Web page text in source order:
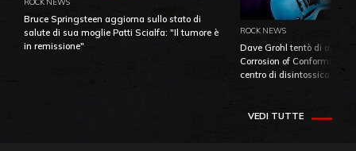
ROCK NEWS
Bruce Springsteen aggiorna sullo stato di
salute di sua moglie Patti Scialfa: "Il tumore è
in remissione"
ROCK NEWS
Dave Grohl tentò di
Corrosion of Conformity
centro di
VEDI TUTTE